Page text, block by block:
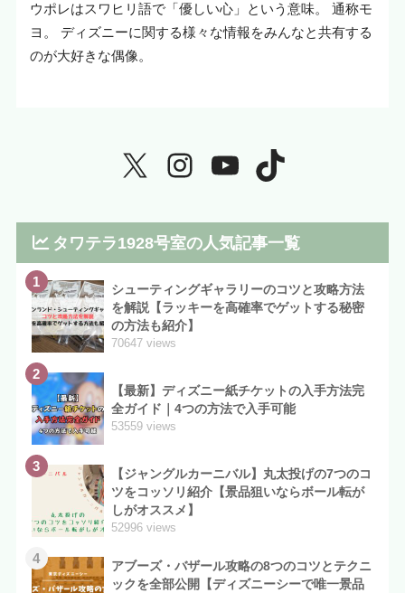
ウポレはスワヒリ語で「優しい心」という意味。 通称モ
ヨ。 ディズニーに関する様々な情報をみんなと共有する
のが大好きな偶像。
タワテラ1928号室の人気記事一覧
1
シューティングギャラリーのコツと攻略方法
を解説【ラッキーを高確率でゲットする秘密
の方法も紹介】
70647 views
2
【最新】ディズニー紙チケットの入手方法完
全ガイド｜4つの方法で入手可能
53559 views
3
【ジャングルカーニバル】丸太投げの7つのコ
ツをコッソリ紹介【景品狙いならボール転が
しがオススメ】
52996 views
4
アブーズ・バザール攻略の8つのコツとテクニ
ックを全部公開【ディズニーシーで唯一景品